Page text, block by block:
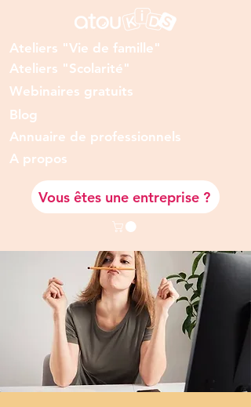
Ateliers "Vie de famille"
Ateliers "Scolarité"
Webinaires gratuits
Blog
Annuaire de professionnels
A propos
Vous êtes une entreprise ?